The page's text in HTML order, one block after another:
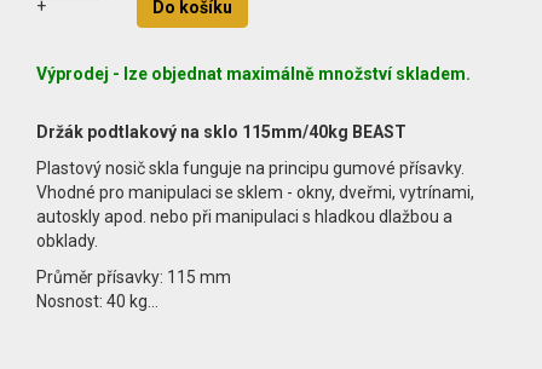
+ Do košíku
Výprodej - lze objednat maximálně množství skladem.
Držák podtlakový na sklo 115mm/40kg BEAST
Plastový nosič skla funguje na principu gumové přísavky.
Vhodné pro manipulaci se sklem - okny, dveřmi, vytrínami,
autoskly apod. nebo při manipulaci s hladkou dlažbou a
obklady.
Průměr přísavky: 115 mm
Nosnost: 40 kg…